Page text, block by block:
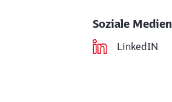
Soziale Medien
LinkedIN